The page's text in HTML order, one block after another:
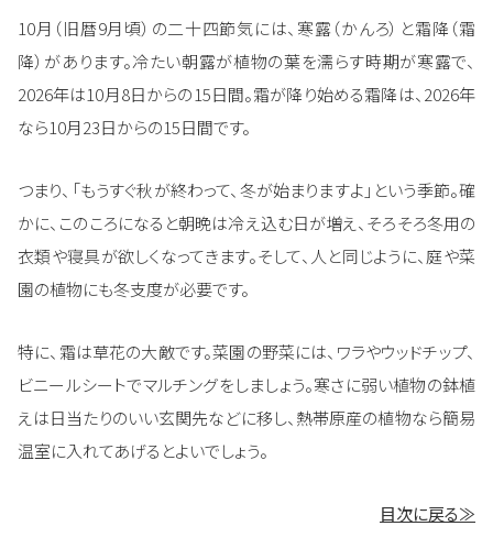
10月（旧暦9月頃）の二十四節気には、寒露（かんろ）と霜降（霜
降）があります。冷たい朝露が植物の葉を濡らす時期が寒露で、
2026年は10月8日からの15日間。霜が降り始める霜降は、2026年
なら10月23日からの15日間です。
つまり、「もうすぐ秋が終わって、冬が始まりますよ」という季節。確
かに、このころになると朝晩は冷え込む日が増え、そろそろ冬用の
衣類や寝具が欲しくなってきます。そして、人と同じように、庭や菜
園の植物にも冬支度が必要です。
特に、霜は草花の大敵です。菜園の野菜には、ワラやウッドチップ、
ビニールシートでマルチングをしましょう。寒さに弱い植物の鉢植
えは日当たりのいい玄関先などに移し、熱帯原産の植物なら簡易
温室に入れてあげるとよいでしょう。
目次に戻る≫